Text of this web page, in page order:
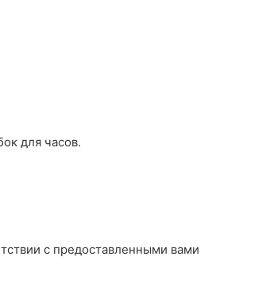
для часов.
с предоставленными вами